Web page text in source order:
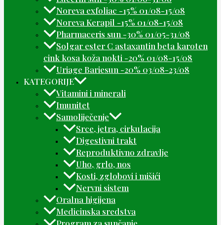
Noreva exfoliac -15% 01/08-15/08
Noreva Kerapil -15% 01/08-15/08
Pharmaceris sun -30% 01/05-31/08
Solgar ester C astaxantin beta karoten
cink kosa koža nokti -20% 01/08-15/08
Uriage Bariesun -20% 03/08-23/08
KATEGORIJE
Vitamini i minerali
Imunitet
Samoliječenje
Srce, jetra, cirkulacija
Digestivni trakt
Reproduktivno zdravlje
Uho, grlo, nos
Kosti, zglobovi i mišići
Nervni sistem
Oralna higijena
Medicinska sredstva